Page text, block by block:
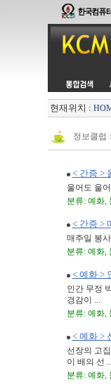
현재위치 :
정보클럽
< 간증 >
울어도 울
분류: 예화,
< 간증 >
매주일 봉
분류: 예화,
< 예화 >
인간 무정
경감이 ...
분류: 예화,
< 예화 >
선장의 고
이 배의 선
분류: 예화,